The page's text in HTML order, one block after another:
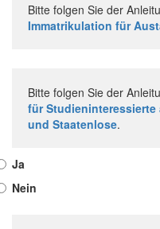
Bitte folgen Sie der
Immatrikulation für
Bitte folgen Sie der
für Studieninteressierte
und Staatenlose.
Ja
Nein